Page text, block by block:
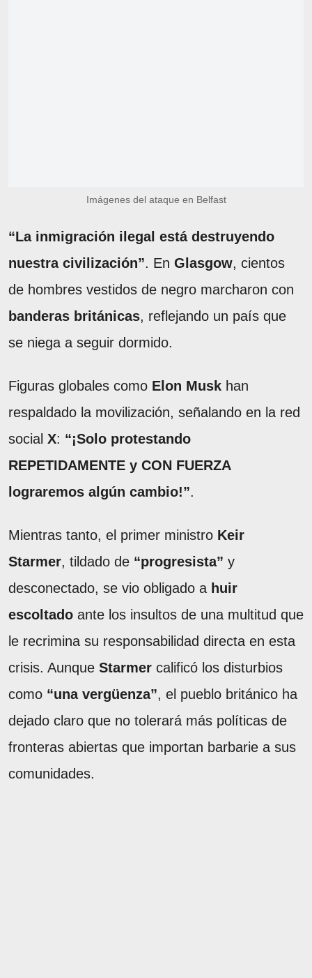
Imágenes del ataque en Belfast
“La inmigración ilegal está destruyendo
nuestra civilización”. En Glasgow, cientos
de hombres vestidos de negro marcharon con
banderas británicas, reflejando un país que
se niega a seguir dormido.
Figuras globales como Elon Musk han
respaldado la movilización, señalando en la red
social X: “¡Solo protestando
REPETIDAMENTE y CON FUERZA
lograremos algún cambio!”.
Mientras tanto, el primer ministro Keir
Starmer, tildado de “progresista” y
desconectado, se vio obligado a huir
escoltado ante los insultos de una multitud que
le recrimina su responsabilidad directa en esta
crisis. Aunque Starmer calificó los disturbios
como “una vergüenza”, el pueblo británico ha
dejado claro que no tolerará más políticas de
fronteras abiertas que importan barbarie a sus
comunidades.